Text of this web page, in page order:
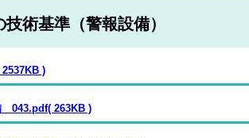
術基準（警報設備）
)
043.pdf( 263KB )